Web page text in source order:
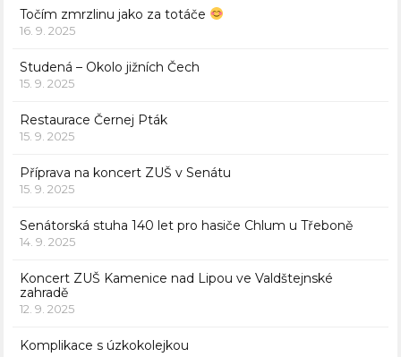
Točím zmrzlinu jako za totáče
16. 9. 2025
Studená – Okolo jižních Čech
15. 9. 2025
Restaurace Černej Pták
15. 9. 2025
Příprava na koncert ZUŠ v Senátu
15. 9. 2025
Senátorská stuha 140 let pro hasiče Chlum u Třeboně
14. 9. 2025
Koncert ZUŠ Kamenice nad Lipou ve Valdštejnské
zahradě
12. 9. 2025
Komplikace s úzkokolejkou